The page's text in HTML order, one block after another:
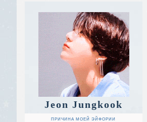
Jeon Jungkook
ПРИЧИНА МОЕЙ ЭЙФОРИИ